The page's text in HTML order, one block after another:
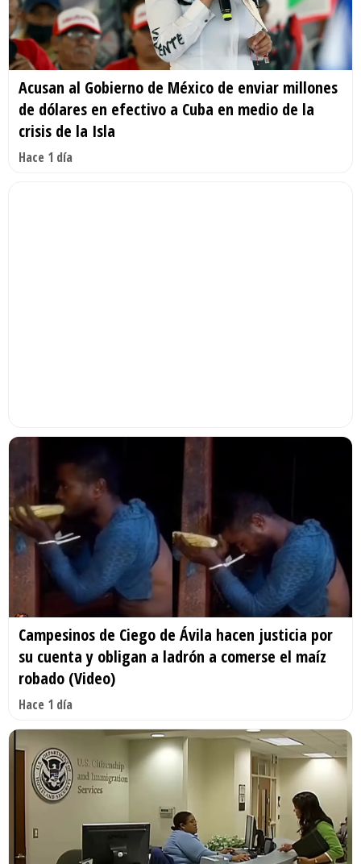
Acusan al Gobierno de México de enviar millones
de dólares en efectivo a Cuba en medio de la
crisis de la Isla
Hace 1 día
Campesinos de Ciego de Ávila hacen justicia por
su cuenta y obligan a ladrón a comerse el maíz
robado (Video)
Hace 1 día